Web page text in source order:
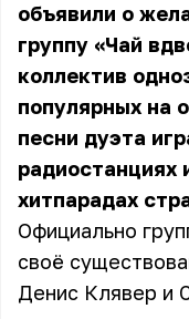
объявили о
группу «Чай
коллектив
популярных на
песни дуэта
радиостанциях
хитпарадах
Официально
своё
Денис Клявер и